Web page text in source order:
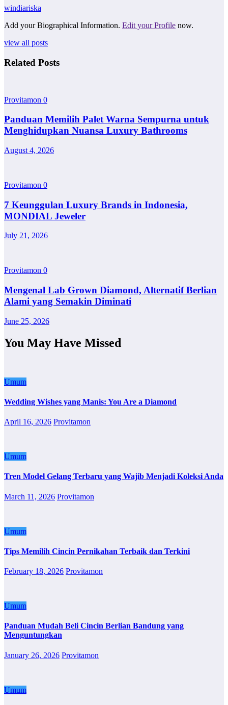
windiariska
Add your Biographical Information. Edit your Profile now.
view all posts
Related Posts
Provitamon 0
Panduan Memilih Palet Warna Sempurna untuk
Menghidupkan Nuansa Luxury Bathrooms
August 4, 2026
Provitamon 0
7 Keunggulan Luxury Brands in Indonesia,
MONDIAL Jeweler
July 21, 2026
Provitamon 0
Mengenal Lab Grown Diamond, Alternatif Berlian
Alami yang Semakin Diminati
June 25, 2026
You May Have Missed
Umum
Wedding Wishes yang Manis: You Are a Diamond
April 16, 2026 Provitamon
Umum
Tren Model Gelang Terbaru yang Wajib Menjadi Koleksi Anda
March 11, 2026 Provitamon
Umum
Tips Memilih Cincin Pernikahan Terbaik dan Terkini
February 18, 2026 Provitamon
Umum
Panduan Mudah Beli Cincin Berlian Bandung yang
Menguntungkan
January 26, 2026 Provitamon
Umum